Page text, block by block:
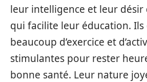
leur intelligence et leur désir
qui facilite leur éducation.
beaucoup d’exercice et
stimulantes pour rester
bonne santé. Leur nature